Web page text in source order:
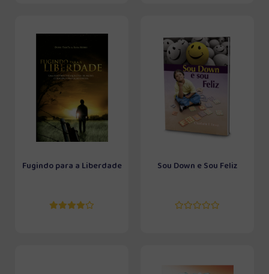
Fugindo para a Liberdade Sou Down e Sou Feliz